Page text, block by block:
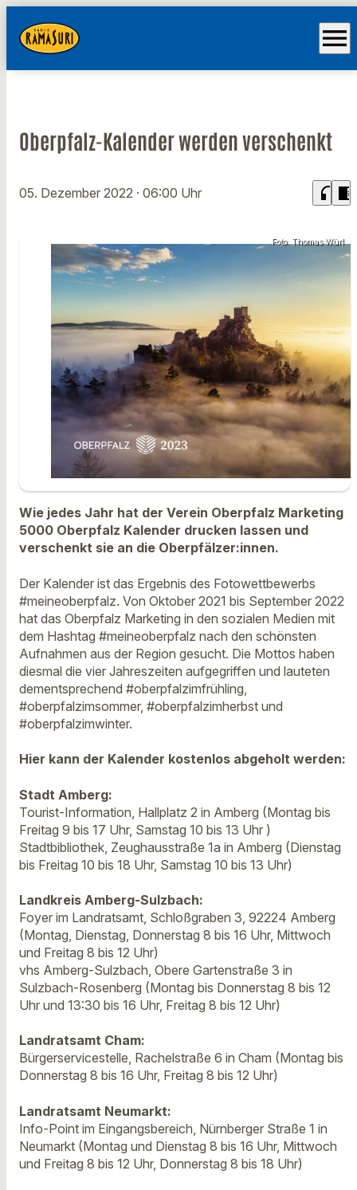
menu
Oberpfalz-Kalender werden verschenkt
05. Dezember 2022 · 06:00 Uhr headphones chrome_reader_mode
Foto: Thomas Würl
Wie jedes Jahr hat der Verein Oberpfalz Marketing
5000 Oberpfalz Kalender drucken lassen und
verschenkt sie an die Oberpfälzer:innen.
Der Kalender ist das Ergebnis des Fotowettbewerbs
#meineoberpfalz. Von Oktober 2021 bis September 2022
hat das Oberpfalz Marketing in den sozialen Medien mit
dem Hashtag #meineoberpfalz nach den schönsten
Aufnahmen aus der Region gesucht. Die Mottos haben
diesmal die vier Jahreszeiten aufgegriffen und lauteten
dementsprechend #oberpfalzimfrühling,
#oberpfalzimsommer, #oberpfalzimherbst und
#oberpfalzimwinter.
Hier kann der Kalender kostenlos abgeholt werden:
Stadt Amberg:
Tourist-Information, Hallplatz 2 in Amberg (Montag bis
Freitag 9 bis 17 Uhr, Samstag 10 bis 13 Uhr )
Stadtbibliothek, Zeughausstraße 1a in Amberg (Dienstag
bis Freitag 10 bis 18 Uhr, Samstag 10 bis 13 Uhr)
Landkreis Amberg-Sulzbach:
Foyer im Landratsamt, Schloßgraben 3, 92224 Amberg
(Montag, Dienstag, Donnerstag 8 bis 16 Uhr, Mittwoch
und Freitag 8 bis 12 Uhr)
vhs Amberg-Sulzbach, Obere Gartenstraße 3 in
Sulzbach-Rosenberg (Montag bis Donnerstag 8 bis 12
Uhr und 13:30 bis 16 Uhr, Freitag 8 bis 12 Uhr)
Landratsamt Cham:
Bürgerservicestelle, Rachelstraße 6 in Cham (Montag bis
Donnerstag 8 bis 16 Uhr, Freitag 8 bis 12 Uhr)
Landratsamt Neumarkt:
Info-Point im Eingangsbereich, Nürnberger Straße 1 in
Neumarkt (Montag und Dienstag 8 bis 16 Uhr, Mittwoch
und Freitag 8 bis 12 Uhr, Donnerstag 8 bis 18 Uhr)